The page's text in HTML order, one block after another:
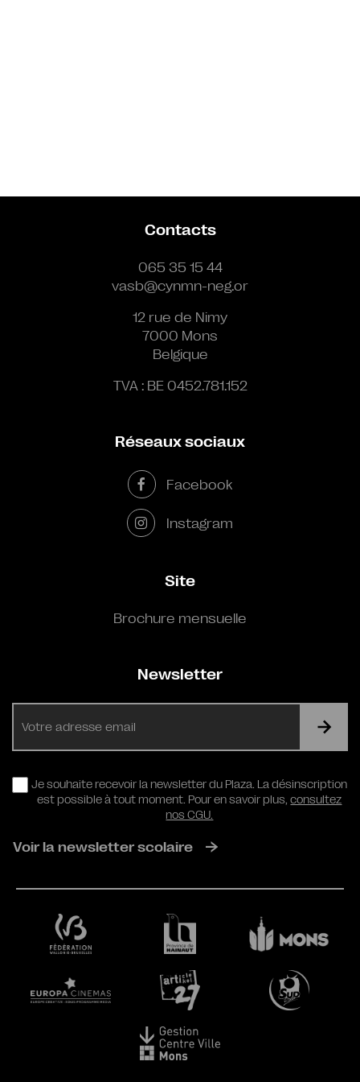
Contacts
065 35 15 44
vasb@cynmn-neg.or
12 rue de Nimy
7000 Mons
Belgique
TVA : BE 0452.781.152
Réseaux sociaux
Facebook
Instagram
Site
Brochure mensuelle
Newsletter
RGPD
Je souhaite recevoir la newsletter du Plaza. La désinscription
est possible à tout moment. Pour en savoir plus,consultez
nos CGU.
Voir la newsletter scolaire